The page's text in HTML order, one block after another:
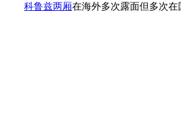
科鲁兹两厢在海外多次露面但多次